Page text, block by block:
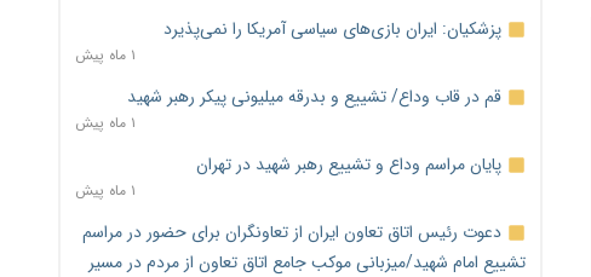
پزشکیان: ایران بازی‌های سیاسی آمریکا را نمی‌پذیرد
۱ ماه پیش
قم در قاب وداع/ تشییع و بدرقه میلیونی پیکر رهبر شهید
۱ ماه پیش
پایان مراسم وداع و تشییع رهبر شهید در تهران
۱ ماه پیش
دعوت رئیس اتاق تعاون ایران از تعاونگران برای حضور در مراسم
تشییع امام شهید/میزبانی موکب جامع اتاق تعاون از مردم در مسیر